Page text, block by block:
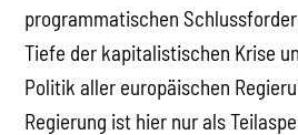
programmatischen
Tiefe der kapitalistischen Krise
Politik aller europäischen
Regierung ist hier nur als